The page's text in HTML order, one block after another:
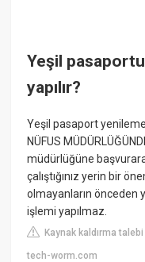
Yeşil
yapılır?
Yeşil pasaport
NÜFUS
müdürlüğüne
çalıştığınız yerin bir
olmayanların önceden
işlemi yapılmaz.
Kaynak kaldırma talebi
tech-worm.com